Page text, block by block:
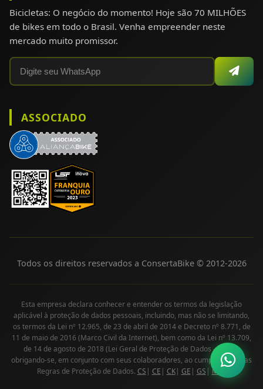
Bicicletas: O negócio do momento! Hoje são 70 MILHÕES
de bikes em todo o Brasil. Venha empreender neste
mercado muito promissor.
ASSOCIADO
Todos os direitos reservados a ConsertaBike © 2012-2026
Esta empresa declara conhecer e entender os termos da legislação
aplicável à proteção de dados pessoais, incluindo, mas não se limitando,
os termos da Lei nº 12.965, de 23 de abril de 2014 e Decreto nº 8.771, de
11 de maio de 2016 (Marco Civil da Internet), bem como da Lei nº 13.709,
de 14 de agosto de 2018 (Lei Geral de Proteção de Dados - LGPD),
obrigando-se, em conjunto com seus colaboradores, ao cumprimento das
Regras de Proteção de Dados. CS | CE | CK| GE | GS |MS